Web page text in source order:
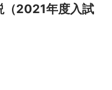
（2021年度入試